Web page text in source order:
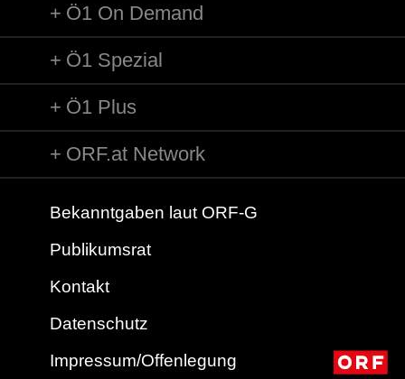
Ö1 On Demand
Ö1 Spezial
Ö1 Plus
ORF.at Network
Bekanntgaben laut ORF-G
Publikumsrat
Kontakt
Datenschutz
Impressum/Offenlegung